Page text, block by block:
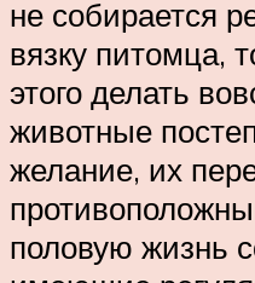
не собирается
вязку питомца,
этого делать
животные
желание, их
половую жизнь